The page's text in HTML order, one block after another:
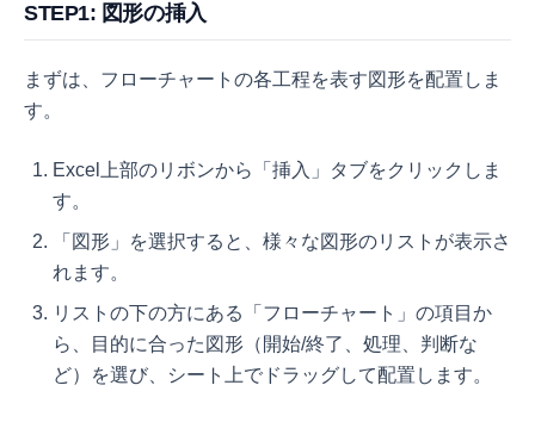
STEP1: 図形の挿入
まずは、フローチャートの各工程を表す図形を配置しま
す。
Excel上部のリボンから「挿入」タブをクリックしま
す。
「図形」を選択すると、様々な図形のリストが表示さ
れます。
リストの下の方にある「フローチャート」の項目か
ら、目的に合った図形（開始/終了、処理、判断な
ど）を選び、シート上でドラッグして配置します。